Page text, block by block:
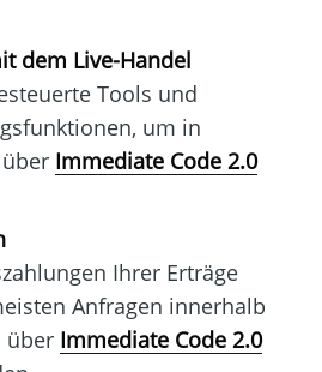
dem Live-Handel
Tools und
um in
Immediate Code 2.0
Ihrer Erträge
Anfragen innerhalb
über Immediate Code 2.0